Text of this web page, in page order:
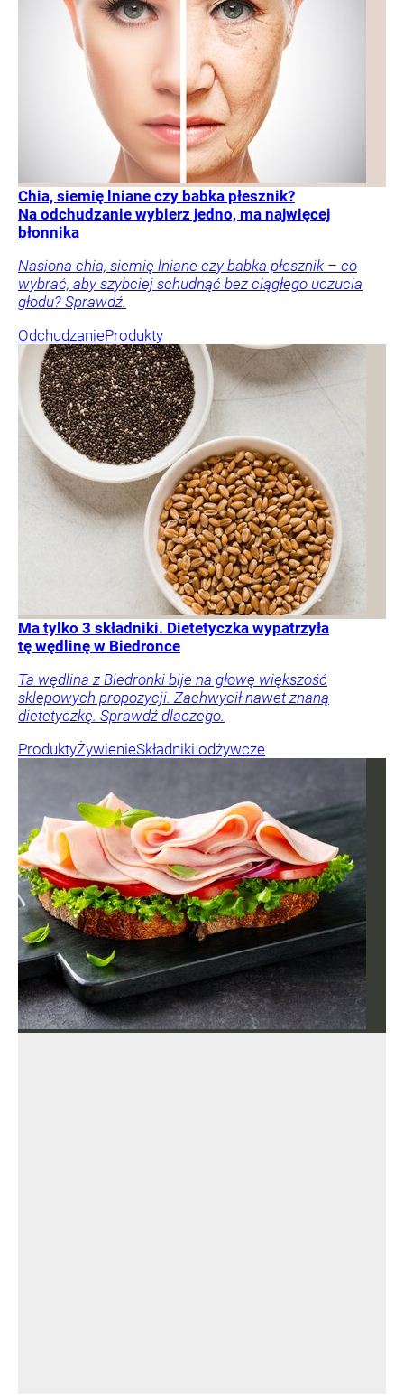
Chia, siemię lniane czy babka płesznik?
Na odchudzanie wybierz jedno, ma najwięcej
błonnika
Nasiona chia, siemię lniane czy babka płesznik – co
wybrać, aby szybciej schudnąć bez ciągłego uczucia
głodu? Sprawdź.
OdchudzanieProdukty
Ma tylko 3 składniki. Dietetyczka wypatrzyła
tę wędlinę w Biedronce
Ta wędlina z Biedronki bije na głowę większość
sklepowych propozycji. Zachwycił nawet znaną
dietetyczkę. Sprawdź dlaczego.
ProduktyŻywienieSkładniki odżywcze